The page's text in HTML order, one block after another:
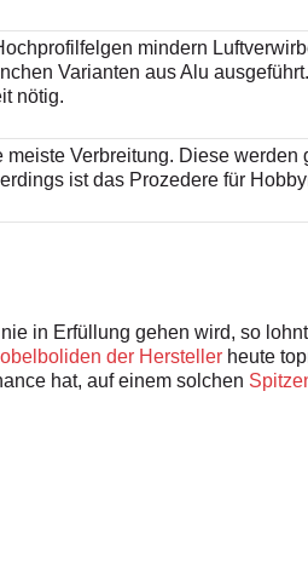
mindern
Varianten aus Alu
nötig.
Verbreitung. Diese
ist das Prozedere für
nie in Erfüllung gehen wird, so
der Hersteller heute
hat, auf einem solchen